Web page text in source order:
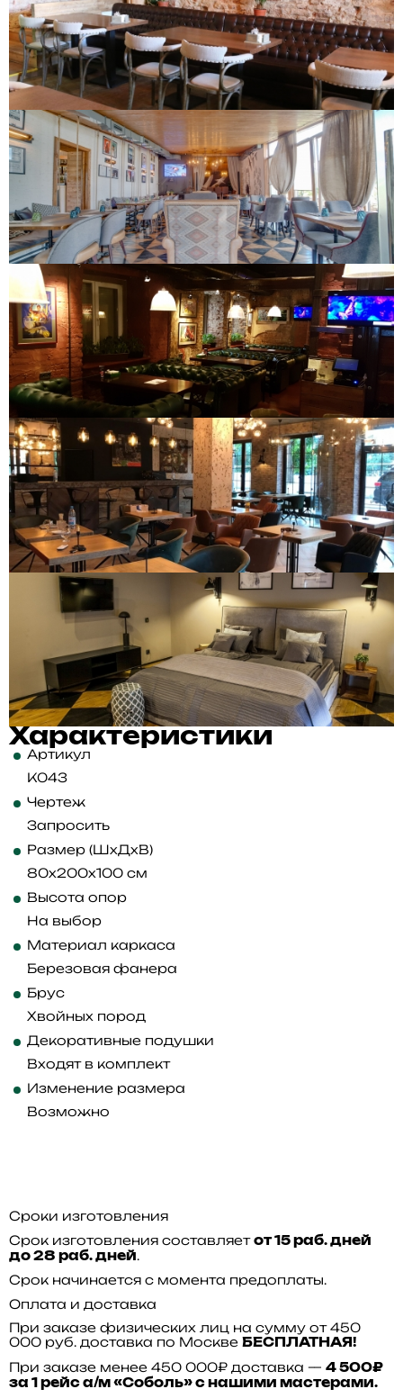
Характеристики
Артикул
K043
Чертеж
Запросить
Размер (ШхДхВ)
80x200x100 см
Высота опор
На выбор
Материал каркаса
Березовая фанера
Брус
Хвойных пород
Декоративные подушки
Входят в комплект
Изменение размера
Возможно
Сроки изготовления
Срок изготовления составляет от 15 раб. дней
до 28 раб. дней.
Срок начинается с момента предоплаты.
Оплата и доставка
При заказе физических лиц на сумму от 450
000 руб. доставка по Москве БЕСПЛАТНАЯ!
При заказе менее 450 000₽ доставка — 4 500₽
за 1 рейс а/м «Соболь» с нашими мастерами.